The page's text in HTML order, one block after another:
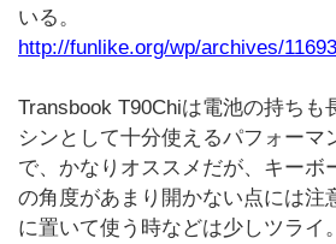
いる。
http://funlike.org/wp/archives/11693
Transbook T90Chiは電池の持ちも
シンとして十分使えるパフォーマ
で、かなりオススメだが、キーボ
の角度があまり開かない点には注
に置いて使う時などは少しツライ